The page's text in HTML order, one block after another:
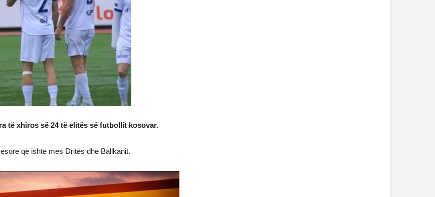
të xhiros së 24 të elitës së futbollit kosovar.
që ishte mes Dritës dhe Ballkanit.